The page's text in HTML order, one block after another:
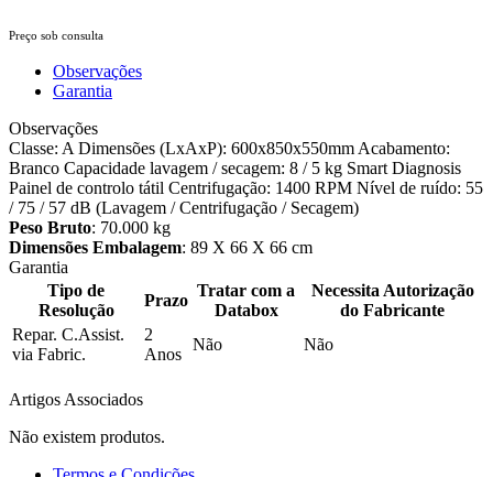
Preço sob consulta
Observações
Garantia
Observações
Classe: A Dimensões (LxAxP): 600x850x550mm Acabamento:
Branco Capacidade lavagem / secagem: 8 / 5 kg Smart Diagnosis
Painel de controlo tátil Centrifugação: 1400 RPM Nível de ruído: 55
/ 75 / 57 dB (Lavagem / Centrifugação / Secagem)
Peso Bruto: 70.000 kg
Dimensões Embalagem: 89 X 66 X 66 cm
Garantia
Tipo de
Resolução
Prazo
Tratar com a
Databox
Necessita Autorização
do Fabricante
Repar. C.Assist.
via Fabric.
2
Anos
Não Não
Artigos Associados
Não existem produtos.